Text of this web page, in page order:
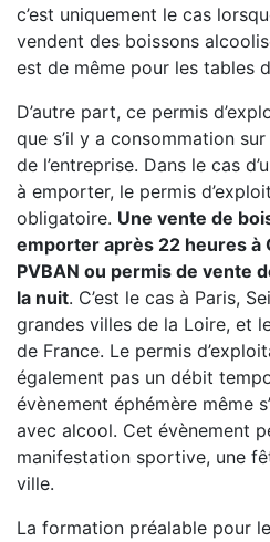
c’est uniquement le cas
vendent des boissons
est de même pour les tables
D’autre part, ce permis
que s’il y a consommation
de l’entreprise. Dans le cas
à emporter, le permis
obligatoire. Une vente de
emporter après 22 heures à
PVBAN ou permis de vente
la nuit. C’est le cas à Paris,
grandes villes de la Loire, et
de France. Le permis
également pas un débit
évènement éphémère même
avec alcool. Cet évènement
manifestation sportive, une
ville.
La formation préalable pour